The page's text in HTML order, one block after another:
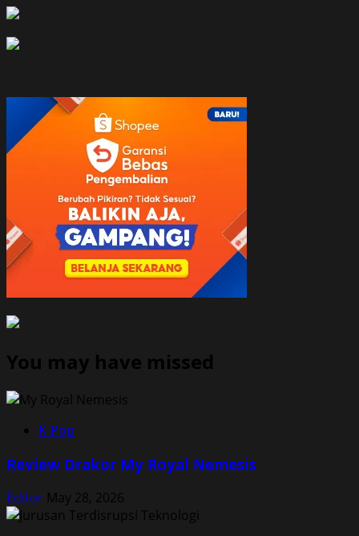
You may have missed
K-Pop
Review Drakor My Royal Nemesis
Editor May 28, 2026